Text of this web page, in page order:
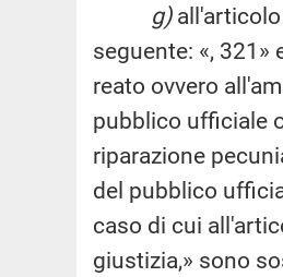
g)all'articolo
seguente: «, 321»
reato ovvero
pubblico ufficiale
riparazione
del pubblico
caso di cui
giustizia,» sono